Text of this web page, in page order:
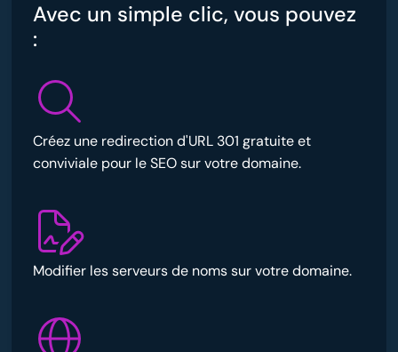
Avec un simple clic, vous pouvez
:
Créez une redirection d'URL 301 gratuite et
conviviale pour le SEO sur votre domaine.
Modifier les serveurs de noms sur votre domaine.